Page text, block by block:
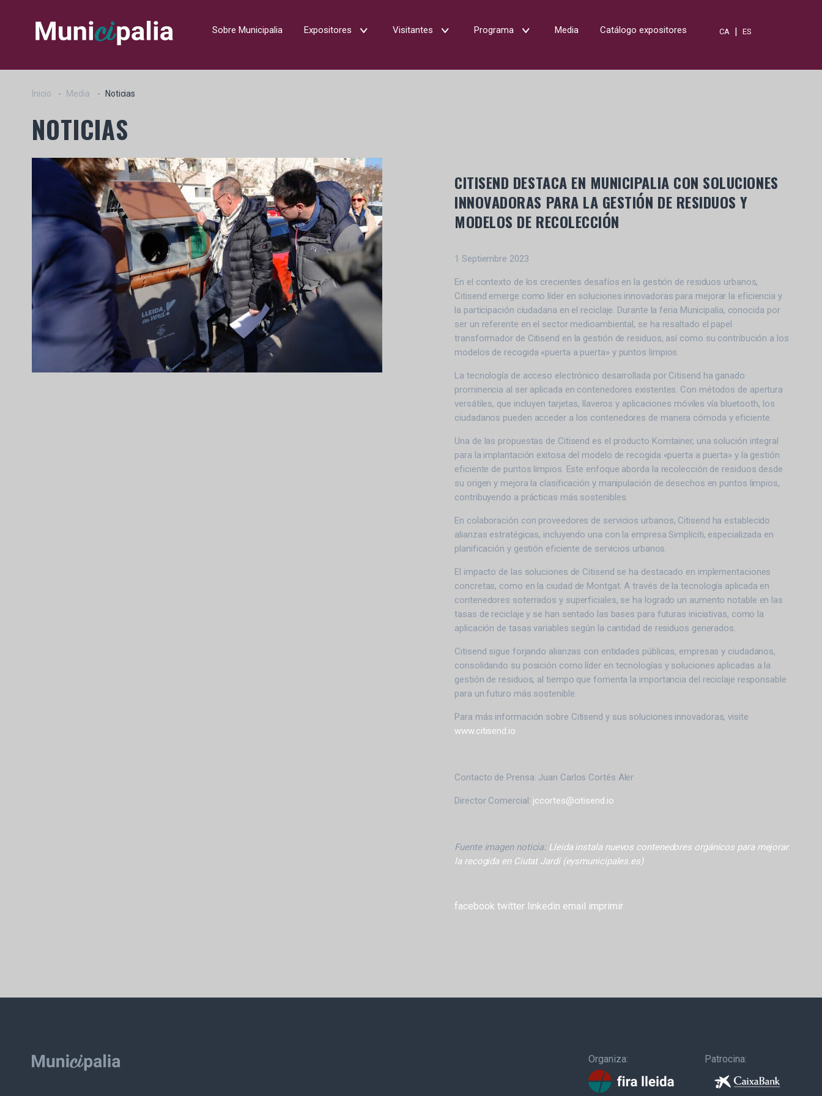
Sobre Municipalia Expositores Visitantes Programa Media Catálogo expositores CA |ES
Inicio Media Noticias
NOTICIAS
CITISEND DESTACA EN MUNICIPALIA CON SOLUCIONES
INNOVADORAS PARA LA GESTIÓN DE RESIDUOS Y
MODELOS DE RECOLECCIÓN
1 Septiembre 2023
En el contexto de los crecientes desafíos en la gestión de residuos urbanos,
Citisend emerge como líder en soluciones innovadoras para mejorar la eficiencia y
la participación ciudadana en el reciclaje. Durante la feria Municipalia, conocida por
ser un referente en el sector medioambiental, se ha resaltado el papel
transformador de Citisend en la gestión de residuos, así como su contribución a los
modelos de recogida «puerta a puerta» y puntos limpios.
La tecnología de acceso electrónico desarrollada por Citisend ha ganado
prominencia al ser aplicada en contenedores existentes. Con métodos de apertura
versátiles, que incluyen tarjetas, llaveros y aplicaciones móviles vía bluetooth, los
ciudadanos pueden acceder a los contenedores de manera cómoda y eficiente.
Una de las propuestas de Citisend es el producto Komtainer, una solución integral
para la implantación exitosa del modelo de recogida «puerta a puerta» y la gestión
eficiente de puntos limpios. Este enfoque aborda la recolección de residuos desde
su origen y mejora la clasificación y manipulación de desechos en puntos limpios,
contribuyendo a prácticas más sostenibles.
En colaboración con proveedores de servicios urbanos, Citisend ha establecido
alianzas estratégicas, incluyendo una con la empresa Simpliciti, especializada en
planificación y gestión eficiente de servicios urbanos.
El impacto de las soluciones de Citisend se ha destacado en implementaciones
concretas, como en la ciudad de Montgat. A través de la tecnología aplicada en
contenedores soterrados y superficiales, se ha logrado un aumento notable en las
tasas de reciclaje y se han sentado las bases para futuras iniciativas, como la
aplicación de tasas variables según la cantidad de residuos generados.
Citisend sigue forjando alianzas con entidades públicas, empresas y ciudadanos,
consolidando su posición como líder en tecnologías y soluciones aplicadas a la
gestión de residuos, al tiempo que fomenta la importancia del reciclaje responsable
para un futuro más sostenible.
Para más información sobre Citisend y sus soluciones innovadoras, visite
www.citisend.io
Contacto de Prensa: Juan Carlos Cortés Aler
Director Comercial: jccortes@citisend.io
Fuente imagen noticia: Lleida instala nuevos contenedores orgánicos para mejorar
la recogida en Ciutat Jardí (eysmunicipales.es)
facebook twitter linkedin email imprimir
Organiza: Patrocina: